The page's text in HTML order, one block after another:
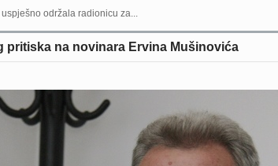
održala radionicu za...
pritiska na novinara Ervina Mušinovića